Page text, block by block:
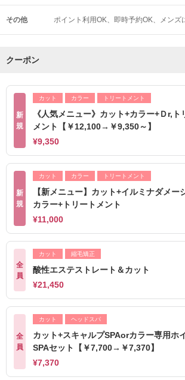
その他 ポイント利用OK 即時予約OK メンズ
クーポン
新
規
カット カラー トリートメント
《人気メニュー》カット+カラー+Ｄr,ト
メント【￥12,100→￥9,350～】
¥9,350
新
規
カット カラー トリートメント
【新メニュー】カット+イルミナダメー
カラー+トリートメント
¥11,000
全
員
カット 縮毛矯正
酸性エステストレート＆カット
¥21,450
全
員
カット ヘッドスパ
カット+スキャルプSPAorカラー専用ホ
SPAセット【￥7,700→￥7,370】
¥7,370